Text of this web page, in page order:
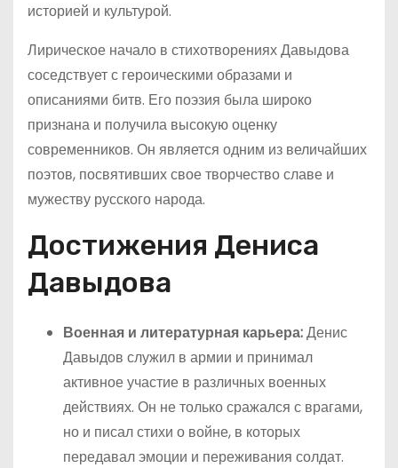
историей и культурой.
Лирическое начало в стихотворениях Давыдова
соседствует с героическими образами и
описаниями битв. Его поэзия была широко
признана и получила высокую оценку
современников. Он является одним из величайших
поэтов, посвятивших свое творчество славе и
мужеству русского народа.
Достижения Дениса
Давыдова
Военная и литературная карьера:Денис
Давыдов служил в армии и принимал
активное участие в различных военных
действиях. Он не только сражался с врагами,
но и писал стихи о войне, в которых
передавал эмоции и переживания солдат.